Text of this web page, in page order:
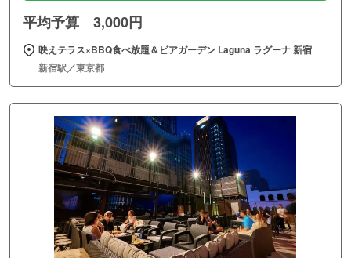
平均予算 3,000円
映えテラス×BBQ食べ放題＆ビアガーデン Laguna ラグーナ 新宿
新宿駅／東京都